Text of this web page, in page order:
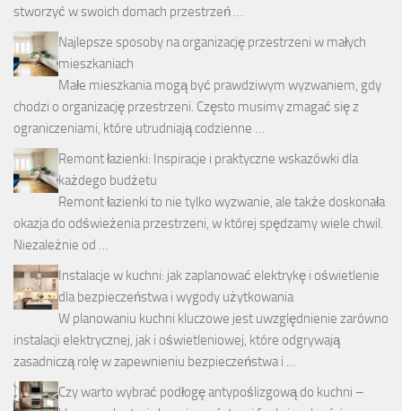
stworzyć w swoich domach przestrzeń …
Najlepsze sposoby na organizację przestrzeni w małych
mieszkaniach
Małe mieszkania mogą być prawdziwym wyzwaniem, gdy
chodzi o organizację przestrzeni. Często musimy zmagać się z
ograniczeniami, które utrudniają codzienne …
Remont łazienki: Inspiracje i praktyczne wskazówki dla
każdego budżetu
Remont łazienki to nie tylko wyzwanie, ale także doskonała
okazja do odświeżenia przestrzeni, w której spędzamy wiele chwil.
Niezależnie od …
Instalacje w kuchni: jak zaplanować elektrykę i oświetlenie
dla bezpieczeństwa i wygody użytkowania
W planowaniu kuchni kluczowe jest uwzględnienie zarówno
instalacji elektrycznej, jak i oświetleniowej, które odgrywają
zasadniczą rolę w zapewnieniu bezpieczeństwa i …
Czy warto wybrać podłogę antypoślizgową do kuchni –